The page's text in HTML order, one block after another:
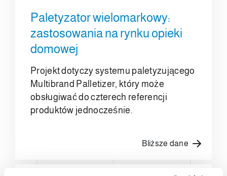
Paletyzator wielomarkowy:
zastosowania na rynku opieki
domowej
Projekt dotyczy systemu paletyzującego
Multibrand Palletizer, który może
obsługiwać do czterech referencji
produktów jednocześnie.
Bliższe dane